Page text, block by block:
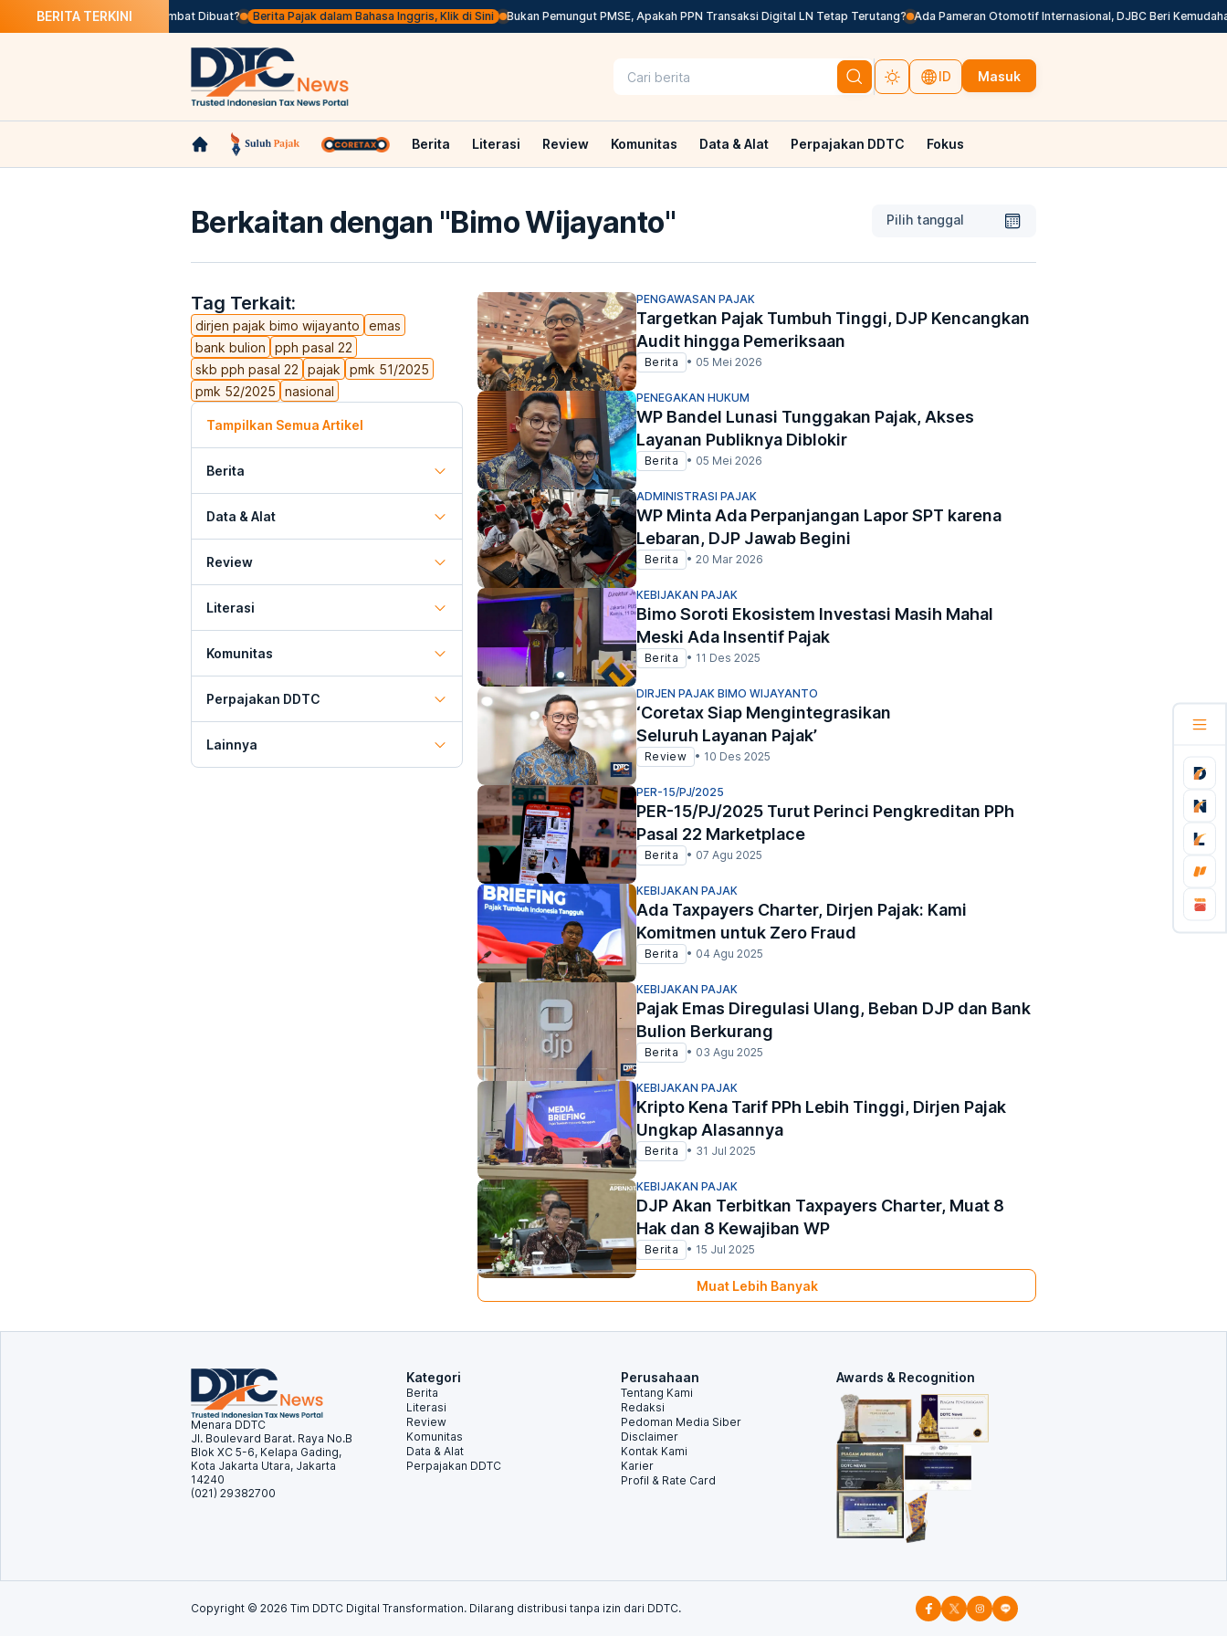
BERITA TERKINI
Apa Itu Faktur Pajak Terlambat Dibuat? Berita Pajak dalam Bahasa Inggris, Klik di Sini Bukan Pemungut PMSE, Apakah PPN Transaksi Digital LN Tetap Terutang? Ada Pameran Otomotif Internasional, DJBC Beri Kemudahan
ID Masuk
Berita Literasi Review Komunitas Data & Alat Perpajakan DDTC Fokus
Berkaitan dengan "Bimo Wijayanto" Pilih tanggal
Tag Terkait:
dirjen pajak bimo wijayanto
emas
bank bulion
pph pasal 22
skb pph pasal 22
pajak
pmk 51/2025
pmk 52/2025
nasional
Tampilkan Semua Artikel
Berita
Data & Alat
Review
Literasi
Komunitas
Perpajakan DDTC
Lainnya
PENGAWASAN PAJAK
Targetkan Pajak Tumbuh Tinggi, DJP Kencangkan
Audit hingga Pemeriksaan
Berita • 05 Mei 2026
PENEGAKAN HUKUM
WP Bandel Lunasi Tunggakan Pajak, Akses
Layanan Publiknya Diblokir
Berita • 05 Mei 2026
ADMINISTRASI PAJAK
WP Minta Ada Perpanjangan Lapor SPT karena
Lebaran, DJP Jawab Begini
Berita • 20 Mar 2026
KEBIJAKAN PAJAK
Bimo Soroti Ekosistem Investasi Masih Mahal
Meski Ada Insentif Pajak
Berita • 11 Des 2025
DIRJEN PAJAK BIMO WIJAYANTO
‘Coretax Siap Mengintegrasikan
Seluruh Layanan Pajak’
Review • 10 Des 2025
PER-15/PJ/2025
PER-15/PJ/2025 Turut Perinci Pengkreditan PPh
Pasal 22 Marketplace
Berita • 07 Agu 2025
KEBIJAKAN PAJAK
Ada Taxpayers Charter, Dirjen Pajak: Kami
Komitmen untuk Zero Fraud
Berita • 04 Agu 2025
KEBIJAKAN PAJAK
Pajak Emas Diregulasi Ulang, Beban DJP dan Bank
Bulion Berkurang
Berita • 03 Agu 2025
KEBIJAKAN PAJAK
Kripto Kena Tarif PPh Lebih Tinggi, Dirjen Pajak
Ungkap Alasannya
Berita • 31 Jul 2025
KEBIJAKAN PAJAK
DJP Akan Terbitkan Taxpayers Charter, Muat 8
Hak dan 8 Kewajiban WP
Berita • 15 Jul 2025
Muat Lebih Banyak
Menara DDTC
Jl. Boulevard Barat. Raya No.B
Blok XC 5-6, Kelapa Gading,
Kota Jakarta Utara, Jakarta
14240
(021) 29382700
Kategori
Berita
Literasi
Review
Komunitas
Data & Alat
Perpajakan DDTC
Perusahaan
Tentang Kami
Redaksi
Pedoman Media Siber
Disclaimer
Kontak Kami
Karier
Profil & Rate Card
Awards & Recognition
Copyright © 2026 Tim DDTC Digital Transformation. Dilarang distribusi tanpa izin dari DDTC.